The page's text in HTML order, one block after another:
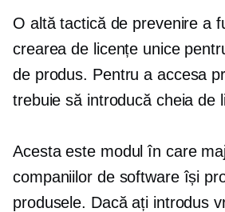
O altă tactică de prevenire a
crearea de licențe unice
de produs. Pentru a accesa
trebuie să introducă cheia de
Acesta este modul în care
companiilor de software își
produsele. Dacă ați introdus